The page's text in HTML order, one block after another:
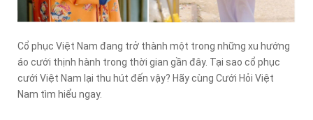
Cổ phục Việt Nam đang trở thành một trong những xu hướng
áo cưới thịnh hành trong thời gian gần đây. Tại sao cổ phục
cưới Việt Nam lại thu hút đến vậy? Hãy cùng Cưới Hỏi Việt
Nam tìm hiểu ngay.